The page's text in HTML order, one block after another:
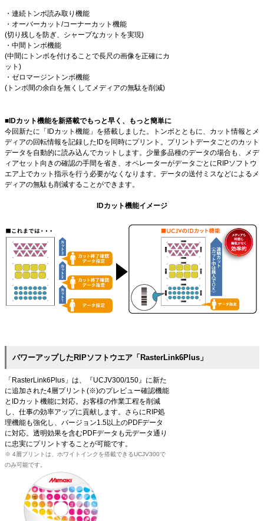
・連続トンボ読み取り機能
・オーバーカット/コーナーカット機能
(切り残しを防ぎ、シャープなカットを実現)
・中間トンボ機能
(中間にトンボを付けることで長尺の画像を正確にカ
ット)
・ゼロマージントンボ機能
(トンボ間の余白を無くしてメディアの無駄を削減)
■IDカット機能を新搭載でもっと早く、もっと簡単に
今回新たに「IDカット機能」を搭載しました。トンボとともに、カット情報とメ
ディアの回転情報を記録したIDを同時にプリント。プリントデータごとのカット
データを自動的に読み込んでカットします。少量多品種のデータの場合も、メデ
ィアセット向きの確認の手間を省き、オペレーターがデータごとにRIPソフトウ
エア上でカット指示を行う必要がなくなります。データの送付ミスなどによるメ
ディアの無駄も削減することができます。
IDカット機能イメージ
パワーアップしたRIPソフトウエア「RasterLink6Plus」
「RasterLink6Plus」は、『UCJV300/150』に新た
に追加された4層プリント(※)のプレビュー確認機能
とIDカット機能に対応。お客様の作業工程を削減
し、仕事の効率アップに貢献します。さらにRIP処
理機能も強化し、バージョン1.5以上のPDFデータ
に対応。透明効果を含むPDFデータも元データ通り
に忠実にプリントすることが可能です。
※ 4層プリントは、ホワイトインクを搭載できるUCJV300で
のみ可能です。